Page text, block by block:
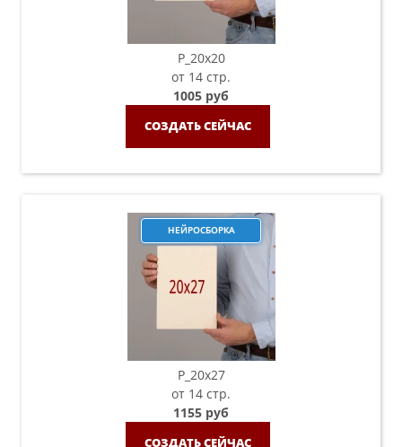
P_20х20
от 14 стр.
1005 руб
СОЗДАТЬ СЕЙЧАС
НЕЙРОСБОРКА
P_20х27
от 14 стр.
1155 руб
СОЗДАТЬ СЕЙЧАС